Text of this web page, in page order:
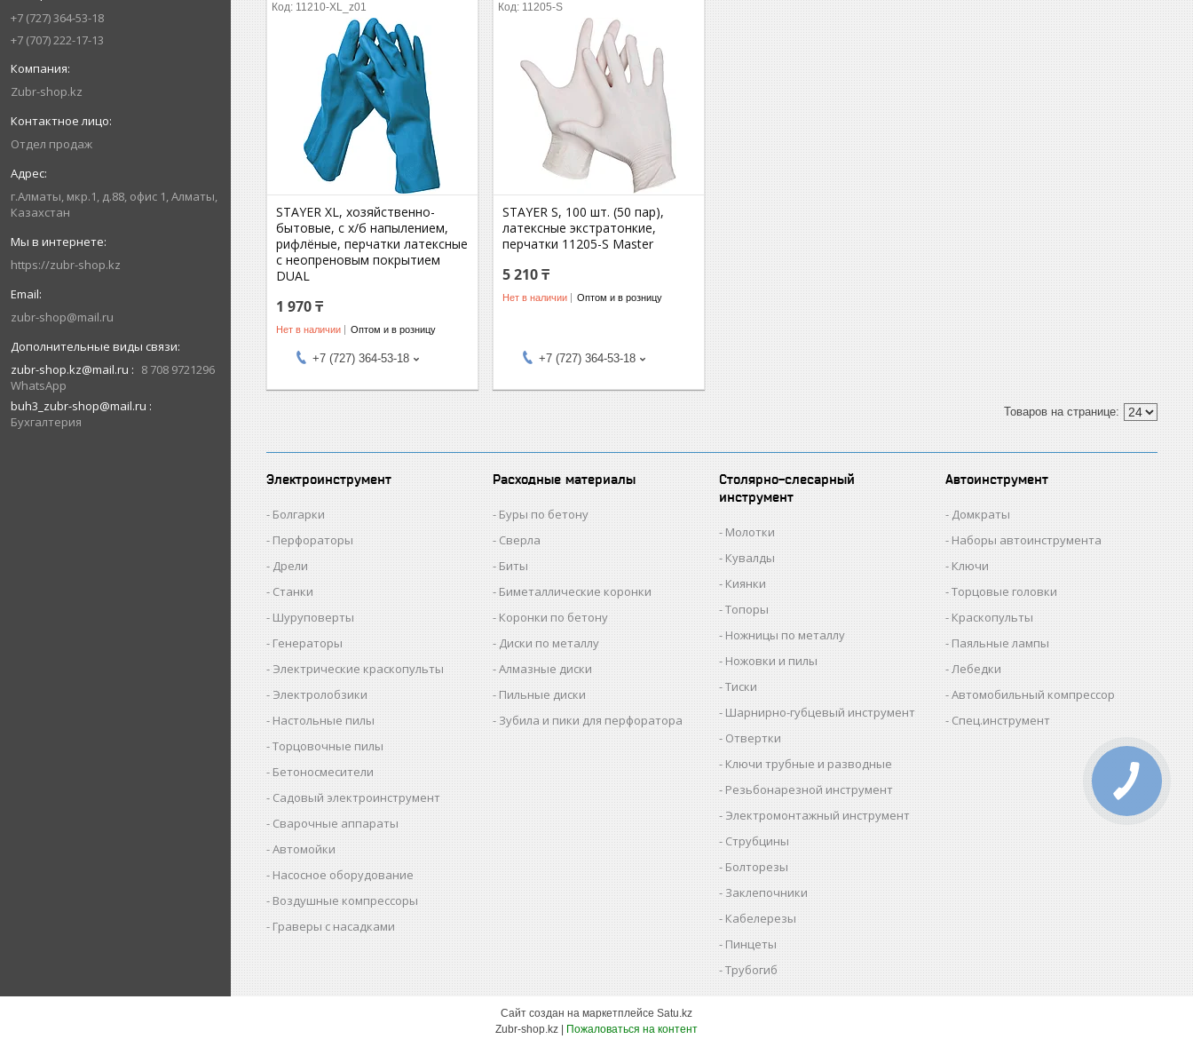
+7 (727) 364-53-18
+7 (707) 222-17-13
Zubr-shop.kz
Отдел продаж
г.Алматы, мкр.1, д.88, офис 1, Алматы,
Казахстан
https://zubr-shop.kz
zubr-shop@mail.ru
zubr-shop.kz@mail.ru
8 708 9721296
WhatsApp
buh3_zubr-shop@mail.ru
Бухгалтерия
11210-XL_z01
STAYER XL, хозяйственно-
бытовые, с х/б напылением,
рифлёные, перчатки латексные
с неопреновым покрытием
DUAL
1 970 ₸
Нет в наличии Оптом и в розницу
+7 (727) 364-53-18
11205-S
STAYER S, 100 шт. (50 пар),
латексные экстратонкие,
перчатки 11205-S Master
5 210 ₸
Нет в наличии Оптом и в розницу
+7 (727) 364-53-18
Электроинструмент
Болгарки
Перфораторы
Дрели
Станки
Шуруповерты
Генераторы
Электрические краскопульты
Электролобзики
Настольные пилы
Торцовочные пилы
Бетоносмесители
Садовый электроинструмент
Сварочные аппараты
Автомойки
Насосное оборудование
Воздушные компрессоры
Граверы с насадками
Расходные материалы
Буры по бетону
Сверла
Биты
Биметаллические коронки
Коронки по бетону
Диски по металлу
Алмазные диски
Пильные диски
Зубила и пики для перфоратора
Столярно-слесарный
инструмент
Молотки
Кувалды
Киянки
Топоры
Ножницы по металлу
Ножовки и пилы
Тиски
Шарнирно-губцевый инструмент
Отвертки
Ключи трубные и разводные
Резьбонарезной инструмент
Электромонтажный инструмент
Струбцины
Болторезы
Заклепочники
Кабелерезы
Пинцеты
Трубогиб
Автоинструмент
Домкраты
Наборы автоинструмента
Ключи
Торцовые головки
Краскопульты
Паяльные лампы
Лебедки
Автомобильный компрессор
Спец.инструмент
Сайт создан на маркетплейсе Satu.kz
Пожаловаться на контент